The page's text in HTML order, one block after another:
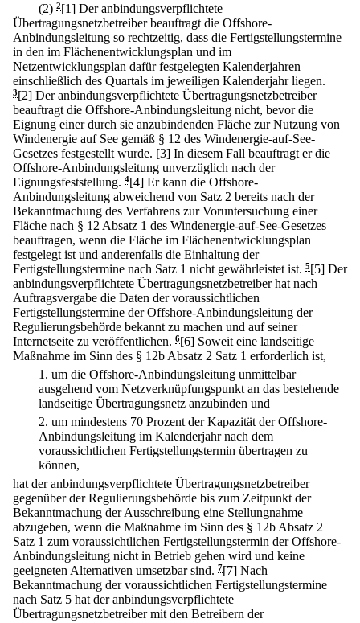
(2) 2[1] Der anbindungsverpflichtete
Übertragungsnetzbetreiber beauftragt die Offshore-
Anbindungsleitung so rechtzeitig, dass die Fertigstellungstermine
in den im Flächenentwicklungsplan und im
Netzentwicklungsplan dafür festgelegten Kalenderjahren
einschließlich des Quartals im jeweiligen Kalenderjahr liegen.
3[2] Der anbindungsverpflichtete Übertragungsnetzbetreiber
beauftragt die Offshore-Anbindungsleitung nicht, bevor die
Eignung einer durch sie anzubindenden Fläche zur Nutzung von
Windenergie auf See gemäß § 12 des Windenergie-auf-See-
Gesetzes festgestellt wurde. [3] In diesem Fall beauftragt er die
Offshore-Anbindungsleitung unverzüglich nach der
Eignungsfeststellung. 4[4] Er kann die Offshore-
Anbindungsleitung abweichend von Satz 2 bereits nach der
Bekanntmachung des Verfahrens zur Voruntersuchung einer
Fläche nach § 12 Absatz 1 des Windenergie-auf-See-Gesetzes
beauftragen, wenn die Fläche im Flächenentwicklungsplan
festgelegt ist und anderenfalls die Einhaltung der
Fertigstellungstermine nach Satz 1 nicht gewährleistet ist. 5[5] Der
anbindungsverpflichtete Übertragungsnetzbetreiber hat nach
Auftragsvergabe die Daten der voraussichtlichen
Fertigstellungstermine der Offshore-Anbindungsleitung der
Regulierungsbehörde bekannt zu machen und auf seiner
Internetseite zu veröffentlichen. 6[6] Soweit eine landseitige
Maßnahme im Sinn des § 12b Absatz 2 Satz 1 erforderlich ist,
1. um die Offshore-Anbindungsleitung unmittelbar
ausgehend vom Netzverknüpfungspunkt an das bestehende
landseitige Übertragungsnetz anzubinden und
2. um mindestens 70 Prozent der Kapazität der Offshore-
Anbindungsleitung im Kalenderjahr nach dem
voraussichtlichen Fertigstellungstermin übertragen zu
können,
hat der anbindungsverpflichtete Übertragungsnetzbetreiber
gegenüber der Regulierungsbehörde bis zum Zeitpunkt der
Bekanntmachung der Ausschreibung eine Stellungnahme
abzugeben, wenn die Maßnahme im Sinn des § 12b Absatz 2
Satz 1 zum voraussichtlichen Fertigstellungstermin der Offshore-
Anbindungsleitung nicht in Betrieb gehen wird und keine
geeigneten Alternativen umsetzbar sind. 7 [7] Nach
Bekanntmachung der voraussichtlichen Fertigstellungstermine
nach Satz 5 hat der anbindungsverpflichtete
Übertragungsnetzbetreiber mit den Betreibern der